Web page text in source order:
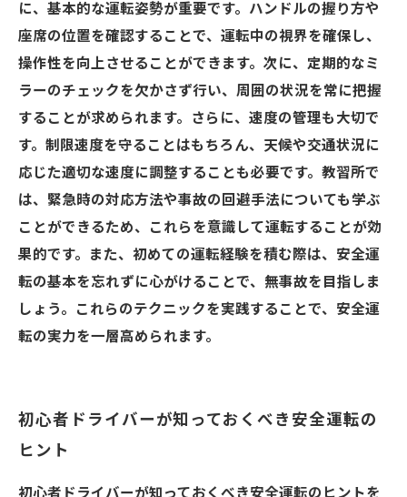
に、基本的な運転姿勢が重要です。ハンドルの握り方や
座席の位置を確認することで、運転中の視界を確保し、
操作性を向上させることができます。次に、定期的なミ
ラーのチェックを欠かさず行い、周囲の状況を常に把握
することが求められます。さらに、速度の管理も大切で
す。制限速度を守ることはもちろん、天候や交通状況に
応じた適切な速度に調整することも必要です。教習所で
は、緊急時の対応方法や事故の回避手法についても学ぶ
ことができるため、これらを意識して運転することが効
果的です。また、初めての運転経験を積む際は、安全運
転の基本を忘れずに心がけることで、無事故を目指しま
しょう。これらのテクニックを実践することで、安全運
転の実力を一層高められます。
初心者ドライバーが知っておくべき安全運転の
ヒント
初心者ドライバーが知っておくべき安全運転のヒントを